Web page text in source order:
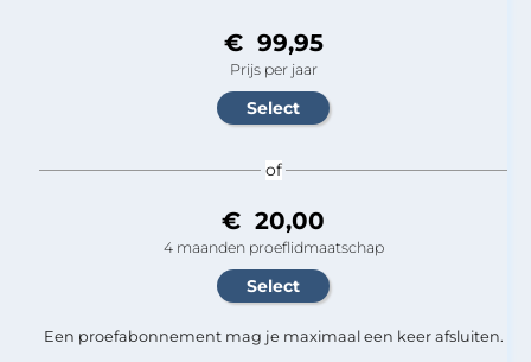
€ 99,95
Prijs per jaar
of
€ 20,00
4 maanden proeflidmaatschap
Een proefabonnement mag je maximaal een keer afsluiten.